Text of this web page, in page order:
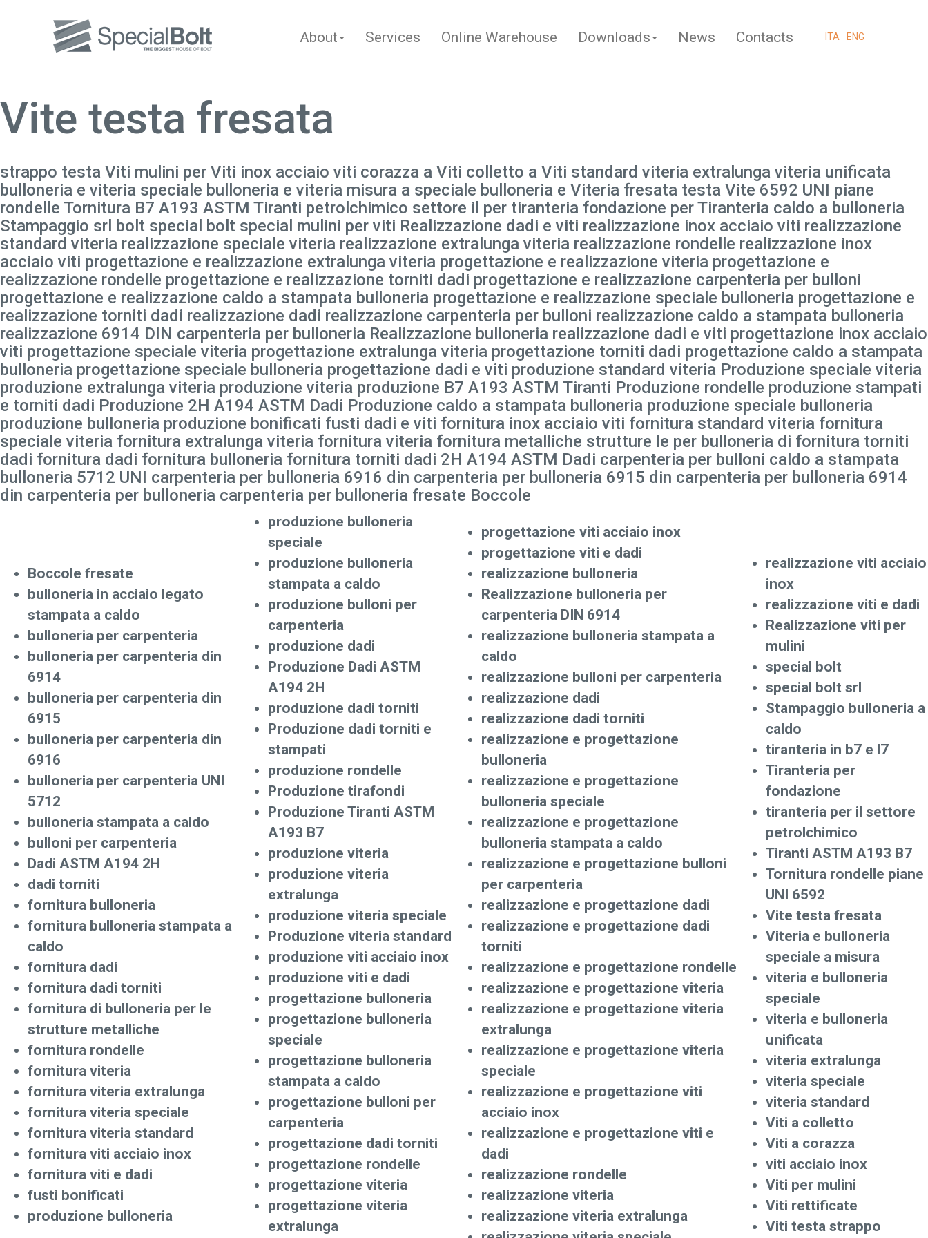
ITA ENG
About Services Online Warehouse Downloads News Contacts
Vite testa fresata
strappo testa Viti mulini per Viti inox acciaio viti corazza a Viti colletto a Viti standard viteria extralunga viteria unificata
bulloneria e viteria speciale bulloneria e viteria misura a speciale bulloneria e Viteria fresata testa Vite 6592 UNI piane
rondelle Tornitura B7 A193 ASTM Tiranti petrolchimico settore il per tiranteria fondazione per Tiranteria caldo a bulloneria
Stampaggio srl bolt special bolt special mulini per viti Realizzazione dadi e viti realizzazione inox acciaio viti realizzazione
standard viteria realizzazione speciale viteria realizzazione extralunga viteria realizzazione rondelle realizzazione inox
acciaio viti progettazione e realizzazione extralunga viteria progettazione e realizzazione viteria progettazione e
realizzazione rondelle progettazione e realizzazione torniti dadi progettazione e realizzazione carpenteria per bulloni
progettazione e realizzazione caldo a stampata bulloneria progettazione e realizzazione speciale bulloneria progettazione e
realizzazione torniti dadi realizzazione dadi realizzazione carpenteria per bulloni realizzazione caldo a stampata bulloneria
realizzazione 6914 DIN carpenteria per bulloneria Realizzazione bulloneria realizzazione dadi e viti progettazione inox acciaio
viti progettazione speciale viteria progettazione extralunga viteria progettazione torniti dadi progettazione caldo a stampata
bulloneria progettazione speciale bulloneria progettazione dadi e viti produzione standard viteria Produzione speciale viteria
produzione extralunga viteria produzione viteria produzione B7 A193 ASTM Tiranti Produzione rondelle produzione stampati
e torniti dadi Produzione 2H A194 ASTM Dadi Produzione caldo a stampata bulloneria produzione speciale bulloneria
produzione bulloneria produzione bonificati fusti dadi e viti fornitura inox acciaio viti fornitura standard viteria fornitura
speciale viteria fornitura extralunga viteria fornitura viteria fornitura metalliche strutture le per bulloneria di fornitura torniti
dadi fornitura dadi fornitura bulloneria fornitura torniti dadi 2H A194 ASTM Dadi carpenteria per bulloni caldo a stampata
bulloneria 5712 UNI carpenteria per bulloneria 6916 din carpenteria per bulloneria 6915 din carpenteria per bulloneria 6914
din carpenteria per bulloneria carpenteria per bulloneria fresate Boccole
Boccole fresate
bulloneria in acciaio legato
stampata a caldo
bulloneria per carpenteria
bulloneria per carpenteria din
6914
bulloneria per carpenteria din
6915
bulloneria per carpenteria din
6916
bulloneria per carpenteria UNI
5712
bulloneria stampata a caldo
bulloni per carpenteria
Dadi ASTM A194 2H
dadi torniti
fornitura bulloneria
fornitura bulloneria stampata a
caldo
fornitura dadi
fornitura dadi torniti
fornitura di bulloneria per le
strutture metalliche
fornitura rondelle
fornitura viteria
fornitura viteria extralunga
fornitura viteria speciale
fornitura viteria standard
fornitura viti acciaio inox
fornitura viti e dadi
fusti bonificati
produzione bulloneria
produzione bulloneria
speciale
produzione bulloneria
stampata a caldo
produzione bulloni per
carpenteria
produzione dadi
Produzione Dadi ASTM
A194 2H
produzione dadi torniti
Produzione dadi torniti e
stampati
produzione rondelle
Produzione tirafondi
Produzione Tiranti ASTM
A193 B7
produzione viteria
produzione viteria
extralunga
produzione viteria speciale
Produzione viteria standard
produzione viti acciaio inox
produzione viti e dadi
progettazione bulloneria
progettazione bulloneria
speciale
progettazione bulloneria
stampata a caldo
progettazione bulloni per
carpenteria
progettazione dadi torniti
progettazione rondelle
progettazione viteria
progettazione viteria
extralunga
progettazione viti acciaio inox
progettazione viti e dadi
realizzazione bulloneria
Realizzazione bulloneria per
carpenteria DIN 6914
realizzazione bulloneria stampata a
caldo
realizzazione bulloni per carpenteria
realizzazione dadi
realizzazione dadi torniti
realizzazione e progettazione
bulloneria
realizzazione e progettazione
bulloneria speciale
realizzazione e progettazione
bulloneria stampata a caldo
realizzazione e progettazione bulloni
per carpenteria
realizzazione e progettazione dadi
realizzazione e progettazione dadi
torniti
realizzazione e progettazione rondelle
realizzazione e progettazione viteria
realizzazione e progettazione viteria
extralunga
realizzazione e progettazione viteria
speciale
realizzazione e progettazione viti
acciaio inox
realizzazione e progettazione viti e
dadi
realizzazione rondelle
realizzazione viteria
realizzazione viteria extralunga
realizzazione viti acciaio
inox
realizzazione viti e dadi
Realizzazione viti per
mulini
special bolt
special bolt srl
Stampaggio bulloneria a
caldo
tiranteria in b7 e l7
Tiranteria per
fondazione
tiranteria per il settore
petrolchimico
Tiranti ASTM A193 B7
Tornitura rondelle piane
UNI 6592
Vite testa fresata
Viteria e bulloneria
speciale a misura
viteria e bulloneria
speciale
viteria e bulloneria
unificata
viteria extralunga
viteria speciale
viteria standard
Viti a colletto
Viti a corazza
viti acciaio inox
Viti per mulini
Viti rettificate
Viti testa strappo